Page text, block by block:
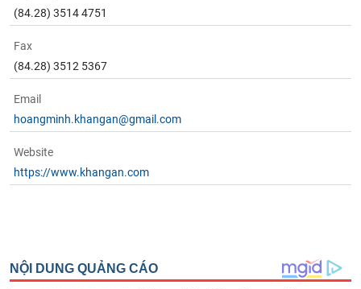
(84.28) 3514 4751
Fax
(84.28) 3512 5367
Email
hoangminh.khangan@gmail.com
Website
https://www.khangan.com